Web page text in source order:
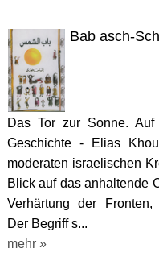
Bab asch-
Das Tor zur Sonne.
Geschichte - Elias
moderaten israelischen
Blick auf das anhaltende
Verhärtung der Fronten,
Der Begriff s...
mehr »